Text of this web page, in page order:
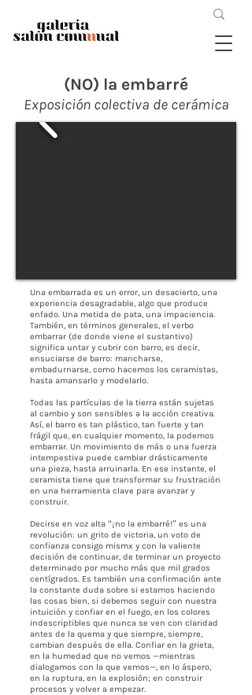
(NO) la embarré
Exposición colectiva de cerámica
Una embarrada es un error, un desacierto, una
experiencia desagradable, algo que produce
enfado. Una metida de pata, una impaciencia.
También, en términos generales, el verbo
embarrar (de donde viene el sustantivo)
significa untar y cubrir con barro, es decir,
ensuciarse de barro: mancharse,
embadurnarse, como hacemos los ceramistas,
hasta amansarlo y modelarlo.
Todas las partículas de la tierra están sujetas
al cambio y son sensibles a la acción creativa.
Así, el barro es tan plástico, tan fuerte y tan
frágil que, en cualquier momento, la podemos
embarrar. Un movimiento de más o una fuerza
intempestiva puede cambiar drásticamente
una pieza, hasta arruinarla. En ese instante, el
ceramista tiene que transformar su frustración
en una herramienta clave para avanzar y
construir.
Decirse en voz alta “¡no la embarré!” es una
revolución: un grito de victoria, un voto de
confianza consigo mismx y con la valiente
decisión de continuar, de terminar un proyecto
determinado por mucho más que mil grados
centígrados. Es también una confirmación ante
la constante duda sobre si estamos haciendo
las cosas bien, si debemos seguir con nuestra
intuición y confiar en el fuego, en los colores
indescriptibles que nunca se ven con claridad
antes de la quema y que siempre, siempre,
cambian después de ella. Confiar en la grieta,
en la humedad que no vemos —mientras
dialogamos con la que vemos—, en lo áspero,
en la ruptura, en la explosión; en construir
procesos y volver a empezar.